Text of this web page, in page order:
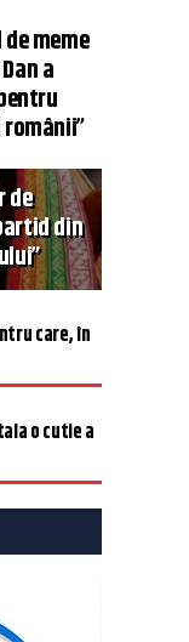
meme
a
românii”
de
din
care, în
o cutie a